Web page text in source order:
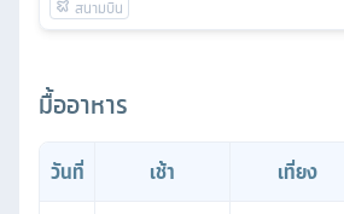
มื้ออาหาร
วันที่ เช้า เที่ยง